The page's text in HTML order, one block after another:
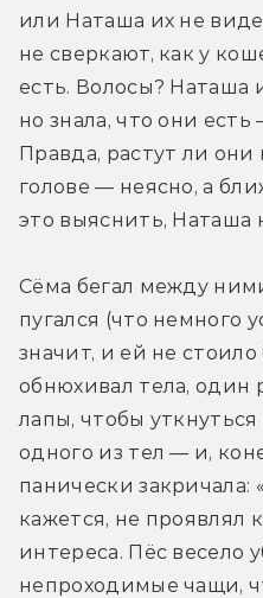
или Наташа их не
не сверкают, как у
есть. Волосы? Наташа
но знала, что они
Правда, растут ли они
голове — неясно, а
это выяснить, Наташа
Сёма бегал между
пугался (что немного
значит, и ей не
обнюхивал тела, один
лапы, чтобы
одного из тел — и,
панически закричала:
кажется, не проявлял
интереса. Пёс весело
непроходимые чащи,